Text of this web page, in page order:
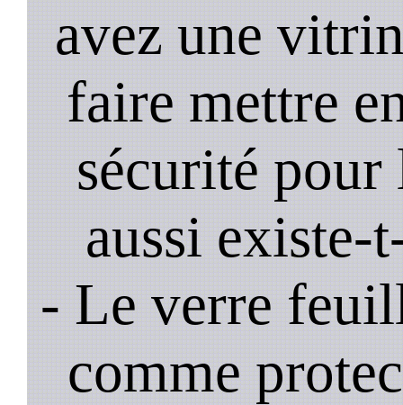
avez une
faire mettre
sécurité pour
aussi
- Le verre
comme